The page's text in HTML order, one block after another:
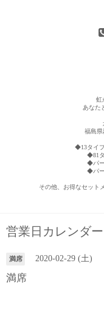
虹
あなた
福島県
◆13タイ
◆81
◆パ
◆パ
その他、お得なセット
営業日カレンダー
満席 2020-02-29 (土)
満席